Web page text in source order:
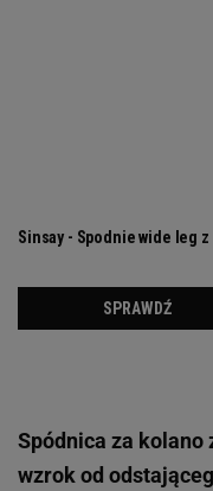
Spódnica za
wzrok od